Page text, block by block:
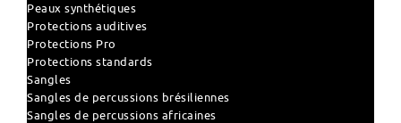
Peaux synthétiques
Protections auditives
Protections Pro
Protections standards
Sangles
Sangles de percussions brésiliennes
Sangles de percussions africaines